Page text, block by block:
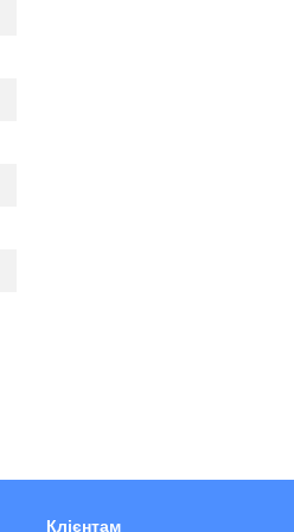
Клієнтам